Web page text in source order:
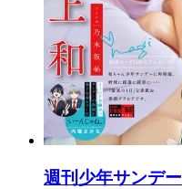
週刊少年サンデー